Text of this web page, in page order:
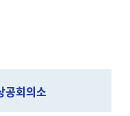
공회의소